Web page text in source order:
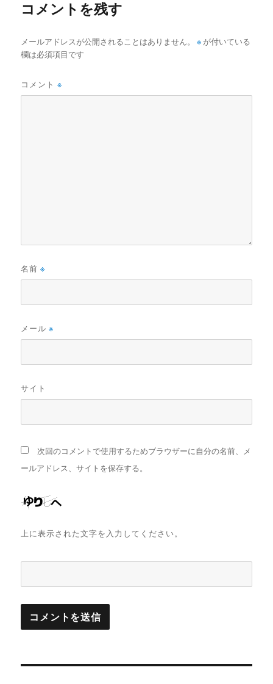
コメントを残す
メールアドレスが公開されることはありません。 ※ が付いている
欄は必須項目です
コメント※
名前※
メール※
サイト
次回のコメントで使用するためブラウザーに自分の名前、メ
ールアドレス、サイトを保存する。
上に表示された文字を入力してください。